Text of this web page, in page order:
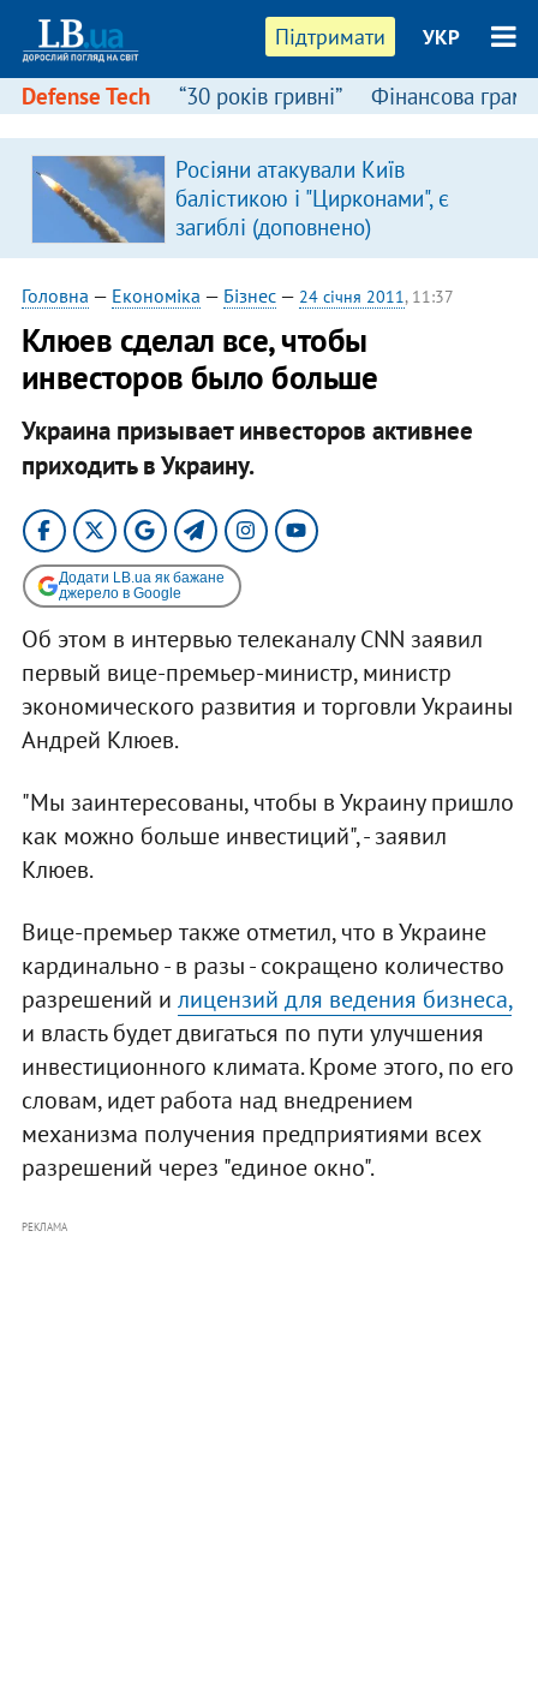
Підтримати УКР
Defense Tech “30 років гривні” Фінансова
Росіяни атакували Київ
балістикою і "Цирконами", є
загиблі (доповнено)
Головна — Економіка — Бізнес— 24 січня 2011, 11:37
Клюев сделал все, чтобы
инвесторов было больше
Украина призывает инвесторов активнее
приходить в Украину.
Додати LB.ua як бажане
джерело в Google
Об этом в интервью телеканалу CNN заявил
первый вице-премьер-министр, министр
экономического развития и торговли Украины
Андрей Клюев.
"Мы заинтересованы, чтобы в Украину пришло
как можно больше инвестиций", - заявил
Клюев.
Вице-премьер также отметил, что в Украине
кардинально - в разы - сокращено количество
разрешений и лицензий для ведения бизнеса,
и власть будет двигаться по пути улучшения
инвестиционного климата. Кроме этого, по его
словам, идет работа над внедрением
механизма получения предприятиями всех
разрешений через "единое окно".
РЕКЛАМА